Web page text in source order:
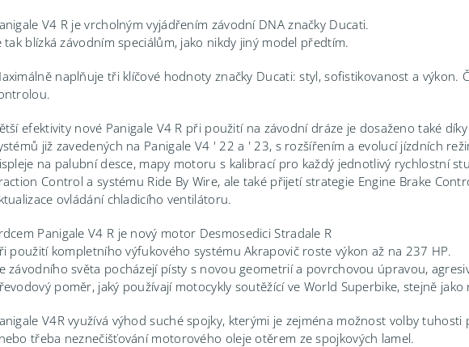
V4 R je vrcholným vyjádřením závodní DNA značky Ducati.
tak blízká závodním speciálům, jako nikdy jiný model předtím.
naplňuje tři klíčové hodnoty značky Ducati: styl, sofistikovanost a výkon.
efektivity nové Panigale V4 R při použití na závodní dráze je dosaženo také
již zavedených na Panigale V4 ' 22 a ' 23, s rozšířením a evolucí jízdních
na palubní desce, mapy motoru s kalibrací pro každý jednotlivý rychlostní
Control a systému Ride By Wire, ale také přijetí strategie Engine Brake
ovládání chladicího ventilátoru.
Panigale V4 R je nový motor Desmosedici Stradale R
použití kompletního výfukového systému Akrapovič roste výkon až na 237 HP.
závodního světa pocházejí písty s novou geometrií a povrchovou úpravou,
poměr, jaký používají motocykly soutěžící ve World Superbike, stejně jako
V4R využívá výhod suché spojky, kterými je zejména možnost volby
třeba neznečišťování motorového oleje otěrem ze spojkových lamel.